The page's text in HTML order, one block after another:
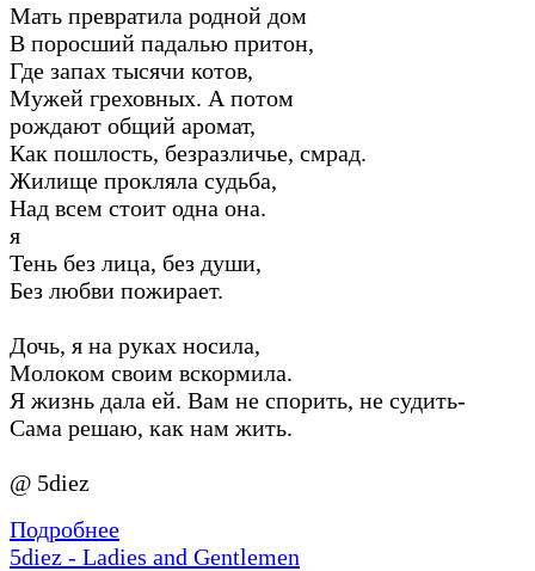
Мать превратила родной дом
В поросший падалью притон,
Где запах тысячи котов,
Мужей греховных. А потом
рождают общий аромат,
Как пошлость, безразличье, смрад.
Жилище прокляла судьба,
Над всем стоит одна она.
я
Тень без лица, без души,
Без любви пожирает.
Дочь, я на руках носила,
Молоком своим вскормила.
Я жизнь дала ей. Вам не спорить, не судить-
Сама решаю, как нам жить.
@ 5diez
Подробнее
5diez - Ladies and Gentlemen